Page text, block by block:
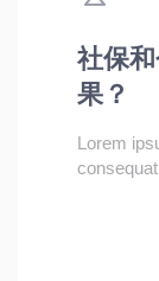
社保
果？
Lorem